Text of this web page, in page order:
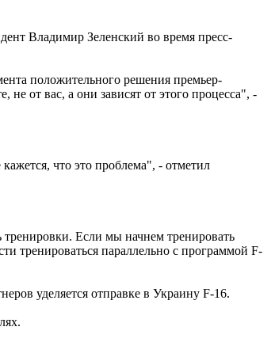
Владимир Зеленский во время пресс-
положительного решения премьер-
от вас, а они зависят от этого процесса", -
что это проблема", - отметил
Если мы начнем тренировать
тренироваться параллельно с программой F-
уделяется отправке в Украину F-16.